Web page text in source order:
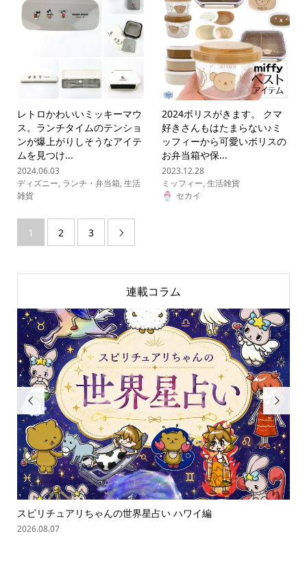
レトロかわいいミッキーマウ
ス。ランチタイムのテンショ
ンが爆上がりしそうなアイテ
ムを見つけ...
2024.06.03
ディズニー, ランチ・弁当箱,生活
雑貨
2024ボリスがきます。 クマ
好きさんもはたまらない♪ミ
ッフィーから可愛いボリスの
お弁当箱や保...
2023.12.28
ミッフィー,生活雑貨
セカイ
1 2 3 
連載コラム

スピリチュアリちゃんの世界星占い ハワイ編
2026.08.07
